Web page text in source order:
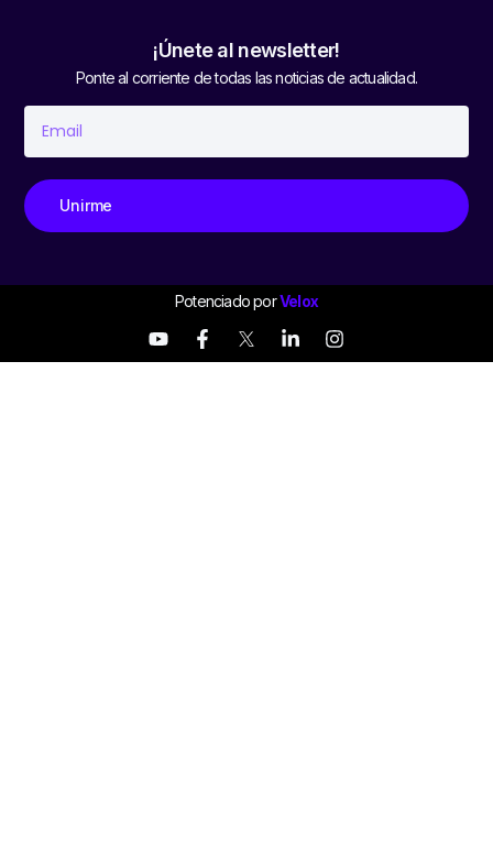
¡Únete al newsletter!
Ponte al corriente de todas las noticias de actualidad.
Unirme
Potenciado porVelox